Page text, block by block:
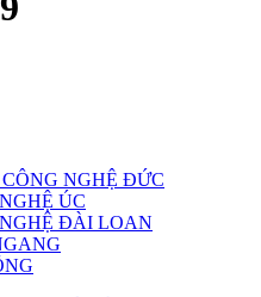
NGHỆ ĐỨC
ÚC
ĐÀI LOAN